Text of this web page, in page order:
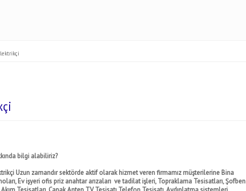
bilgi alabiliriz?
Uzun zamandır sektörde aktif olarak hizmet veren firmamız müşterilerine Bina
Ev işyeri ofis priz anahtar arızaları ve tadilat işleri, Topraklama Tesisatları, Şofben